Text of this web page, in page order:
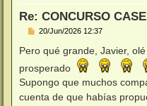
Re: CONCURSO
M
n
a
e
20/Jun/2026 12:37
Pero qué grande, Javier,
prosperado
Supongo que muchos
cuenta de que habías